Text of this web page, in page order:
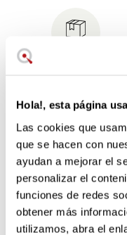
Hola!, esta página
Las cookies que
que se hacen con
ayudan a mejorar el
personalizar el
funciones de redes
obtener más
utilizamos, abra el
Imballaggio
Niente sprechi inutili
Sartenes Woll
Verified reviewsof